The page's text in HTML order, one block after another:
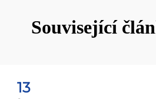
Související
13